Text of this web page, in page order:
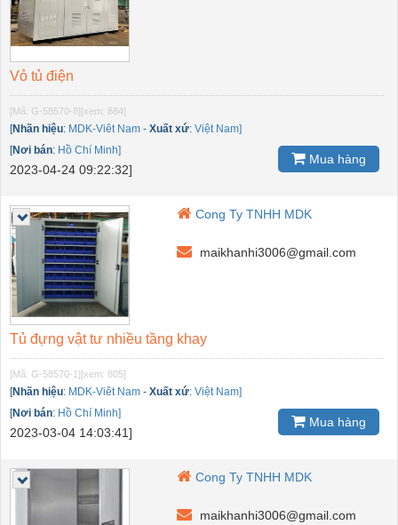
Vỏ tủ điện
[Mã: G-58570-8][xem: 884]
[Nhãn hiệu: MDK-Viêt Nam - Xuất xứ: Việt Nam]
[Nơi bán: Hồ Chí Minh]
2023-04-24 09:22:32]
Mua hàng
Cong Ty TNHH MDK
maikhanhi3006@gmail.com
Tủ đựng vật tư nhiều tầng khay
[Mã: G-58570-1][xem: 805]
[Nhãn hiệu: MDK-Viêt Nam - Xuất xứ: Việt Nam]
[Nơi bán: Hồ Chí Minh]
2023-03-04 14:03:41]
Mua hàng
Cong Ty TNHH MDK
maikhanhi3006@gmail.com